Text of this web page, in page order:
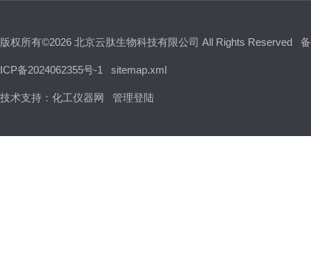
版权所有©2026 北京云肽生物科技有限公司 All Rights Reserved
ICP备2024062355号-1 sitemap.xml
技术支持： 化工仪器网 管理登陆